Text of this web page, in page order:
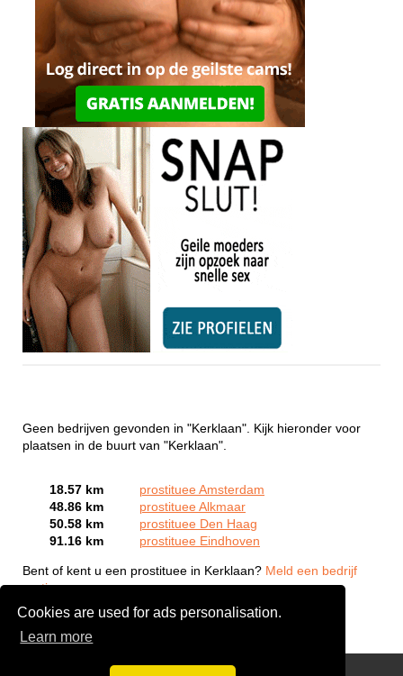
Cookies are used for ads personalisation.
Learn more
Geen bedrijven gevonden in "Kerklaan". Kijk hieronder voor
plaatsen in de buurt van "Kerklaan".
18.57 km
prostituee Amsterdam
48.86 km
prostituee Alkmaar
50.58 km
prostituee Den Haag
91.16 km
prostituee Eindhoven
Bent of kent u een prostituee in Kerklaan? Meld een bedrijf
gratis aan